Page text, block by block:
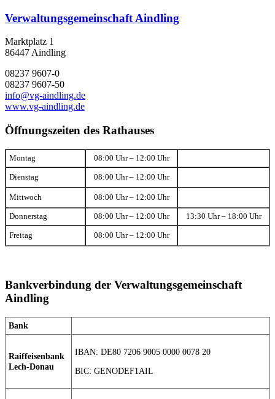
Verwaltungsgemeinschaft Aindling
Marktplatz 1
86447 Aindling
08237 9607-0
08237 9607-50
info@vg-aindling.de
www.vg-aindling.de
Öffnungszeiten des Rathauses
Montag 08:00 Uhr – 12:00 Uhr
Dienstag 08:00 Uhr – 12:00 Uhr
Mittwoch 08:00 Uhr – 12:00 Uhr
Donnerstag 08:00 Uhr – 12:00 Uhr 13:30 Uhr – 18:00 Uhr
Freitag 08:00 Uhr – 12:00 Uhr
Bankverbindung der Verwaltungsgemeinschaft
Aindling
Bank
Raiffeisenbank
Lech-Donau
IBAN: DE80 7206 9005 0000 0078 20
BIC: GENODEF1AIL